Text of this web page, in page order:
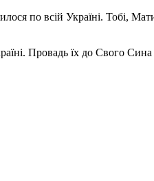
по всій Україні. Тобі,
Провадь їх до Свого Сина